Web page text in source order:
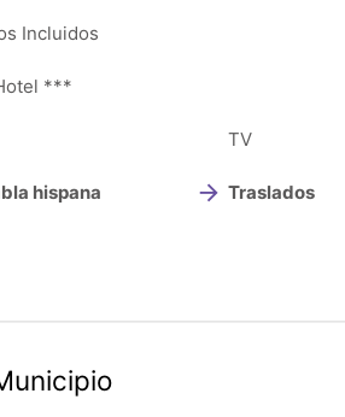
Incluidos
***
TV
hispana Traslados